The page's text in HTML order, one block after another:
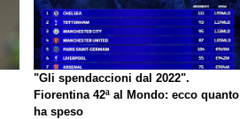
"Gli spendaccioni dal 2022".
Fiorentina 42ª al Mondo: ecco quanto
ha speso